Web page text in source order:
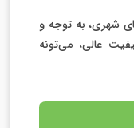
به توجه و
می‌تونه